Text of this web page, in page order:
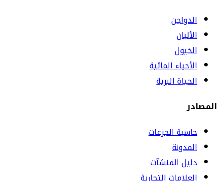
الدواجن
الألبان
الخيول
الأحياء المائية
الحياة البرية
المصادر
حاسبة الجرعات
المدونة
دليل المنشآت
العلامات التجارية